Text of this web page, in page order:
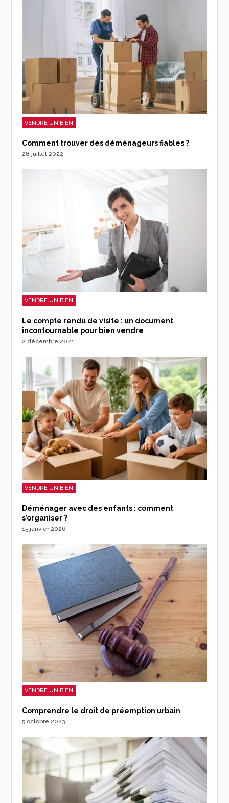
VENDRE UN BIEN
Comment trouver des déménageurs fiables ?
28 juillet 2022
VENDRE UN BIEN
Le compte rendu de visite : un document
incontournable pour bien vendre
2 décembre 2021
VENDRE UN BIEN
Déménager avec des enfants : comment
s’organiser ?
15 janvier 2026
VENDRE UN BIEN
Comprendre le droit de préemption urbain
5 octobre 2023